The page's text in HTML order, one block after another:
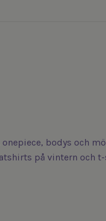
bodys och
på vintern och